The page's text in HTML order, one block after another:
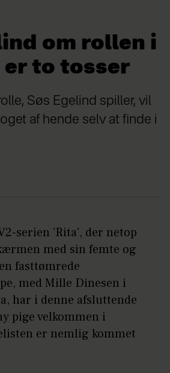
om rollen i
er to tosser
Søs Egelind spiller, vil
af hende selv at finde i
serien 'Rita', der netop
med sin femte og
fasttømrede
med Mille Dinesen i
har i denne afsluttende
pige velkommen i
er nemlig kommet